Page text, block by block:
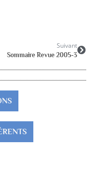
Suivant
Sommaire Revue 2005-3